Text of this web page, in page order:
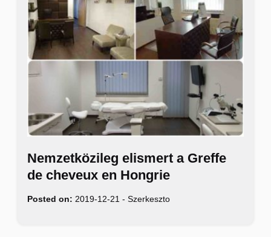
Nemzetközileg elismert a Greffe
de cheveux en Hongrie
Posted on: 2019-12-21 - Szerkeszto